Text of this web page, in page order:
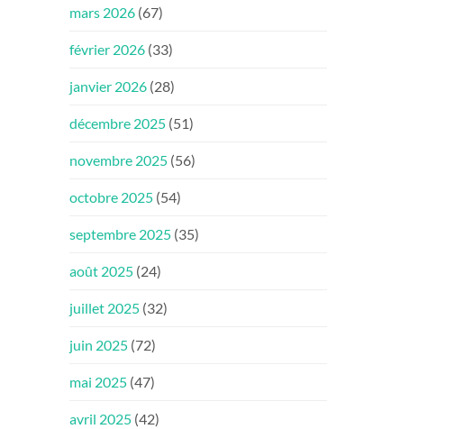
mars 2026 (67)
février 2026 (33)
janvier 2026 (28)
décembre 2025 (51)
novembre 2025 (56)
octobre 2025 (54)
septembre 2025 (35)
août 2025 (24)
juillet 2025 (32)
juin 2025 (72)
mai 2025 (47)
avril 2025 (42)